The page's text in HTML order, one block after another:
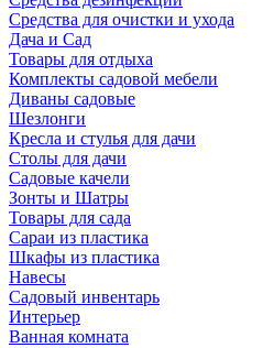
Средства для очистки и ухода
Дача и Сад
Товары для отдыха
Комплекты садовой мебели
Диваны садовые
Шезлонги
Кресла и стулья для дачи
Столы для дачи
Садовые качели
Зонты и Шатры
Товары для сада
Сараи из пластика
Шкафы из пластика
Навесы
Садовый инвентарь
Интерьер
Ванная комната